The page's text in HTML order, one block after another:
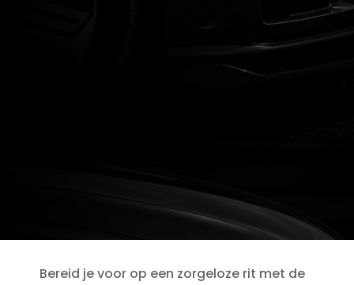
Bereid je voor op een zorgeloze rit met de